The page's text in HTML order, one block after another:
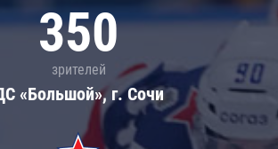
350
зрителей
«Большой», г. Сочи